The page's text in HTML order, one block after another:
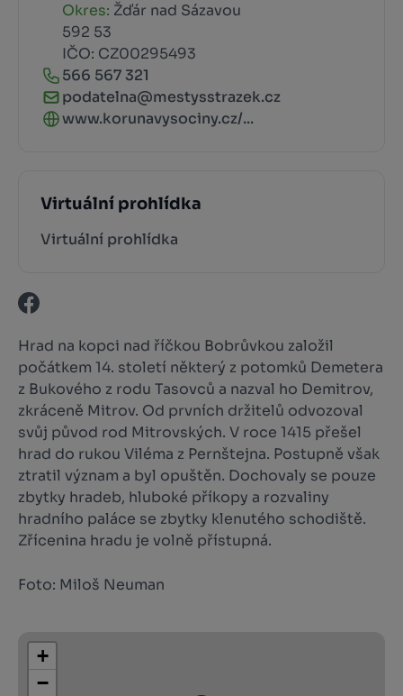
Okres: Žďár nad Sázavou
592 53
IČO: CZ00295493
566 567 321
podatelna@mestysstrazek.cz
www.korunavysociny.cz/...
Virtuální prohlídka
Virtuální prohlídka
Hrad na kopci nad říčkou Bobrůvkou založil
počátkem 14. století některý z potomků Demetera
z Bukového z rodu Tasovců a nazval ho Demitrov,
zkráceně Mitrov. Od prvních držitelů odvozoval
svůj původ rod Mitrovských. V roce 1415 přešel
hrad do rukou Viléma z Pernštejna. Postupně však
ztratil význam a byl opuštěn. Dochovaly se pouze
zbytky hradeb, hluboké příkopy a rozvaliny
hradního paláce se zbytky klenutého schodiště.
Zřícenina hradu je volně přístupná.
Foto: Miloš Neuman
+
−